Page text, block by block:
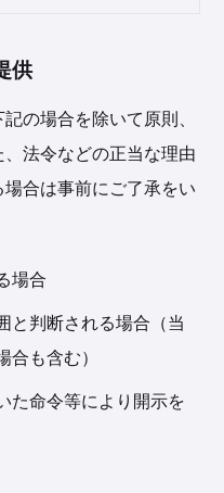
供
の場合を除いて原則、
法令などの正当な理由
合は事前にご了承をい
場合
と判断される場合（当
も含む）
た命令等により開示を